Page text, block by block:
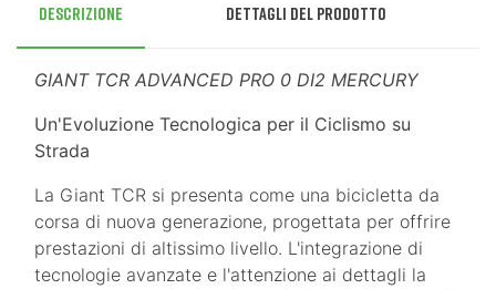
Descrizione Dettagli del prodotto
GIANT TCR ADVANCED PRO 0 DI2 MERCURY
Un'Evoluzione Tecnologica per il Ciclismo su
Strada
La Giant TCR si presenta come una bicicletta da
corsa di nuova generazione, progettata per offrire
prestazioni di altissimo livello. L'integrazione di
tecnologie avanzate e l'attenzione ai dettagli la